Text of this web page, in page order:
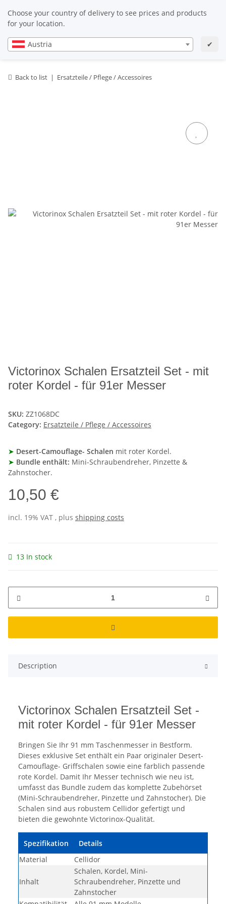
Choose your country of delivery to see prices and products
for your location.
Austria ✔
EN EN
Back to list Ersatzteile / Pflege / Accessoires
Victorinox Schalen Ersatzteil Set - mit
roter Kordel - für 91er Messer
SKU: ZZ1068DC
Category: Ersatzteile / Pflege / Accessoires
➤ Desert-Camouflage- Schalen mit roter Kordel.
➤ Bundle enthält: Mini-Schraubendreher, Pinzette &
Zahnstocher.
10,50 €
incl. 19% VAT , plus shipping costs
13 In stock
Description
Victorinox Schalen Ersatzteil Set -
mit roter Kordel - für 91er Messer
Bringen Sie Ihr 91 mm Taschenmesser in Bestform.
Dieses exklusive Set enthält ein Paar originaler Desert-
Camouflage- Griffschalen sowie eine farblich passende
rote Kordel. Damit Ihr Messer technisch wie neu ist,
umfasst das Bundle zudem das komplette Zubehörset
(Mini-Schraubendreher, Pinzette und Zahnstocher). Die
Schalen sind aus robustem Cellidor gefertigt und
bieten die gewohnte Victorinox-Qualität.
Spezifikation
Details
Material
Cellidor
Inhalt
Schalen, Kordel, Mini-
Schraubendreher, Pinzette und
Zahnstocher